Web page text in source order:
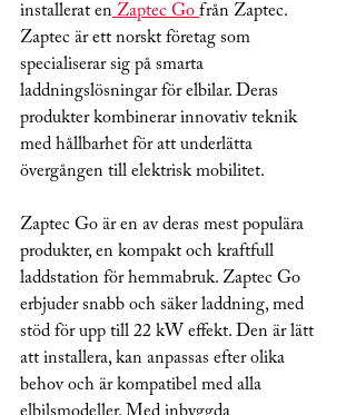
installerat en Zaptec Go från Zaptec.
Zaptec är ett norskt företag som
specialiserar sig på smarta
laddningslösningar för elbilar. Deras
produkter kombinerar innovativ teknik
med hållbarhet för att underlätta
övergången till elektrisk mobilitet.
Zaptec Go är en av deras mest populära
produkter, en kompakt och kraftfull
laddstation för hemmabruk. Zaptec Go
erbjuder snabb och säker laddning, med
stöd för upp till 22 kW effekt. Den är lätt
att installera, kan anpassas efter olika
behov och är kompatibel med alla
elbilsmodeller. Med inbyggda